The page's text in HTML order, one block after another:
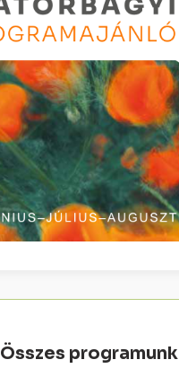
Összes programunk